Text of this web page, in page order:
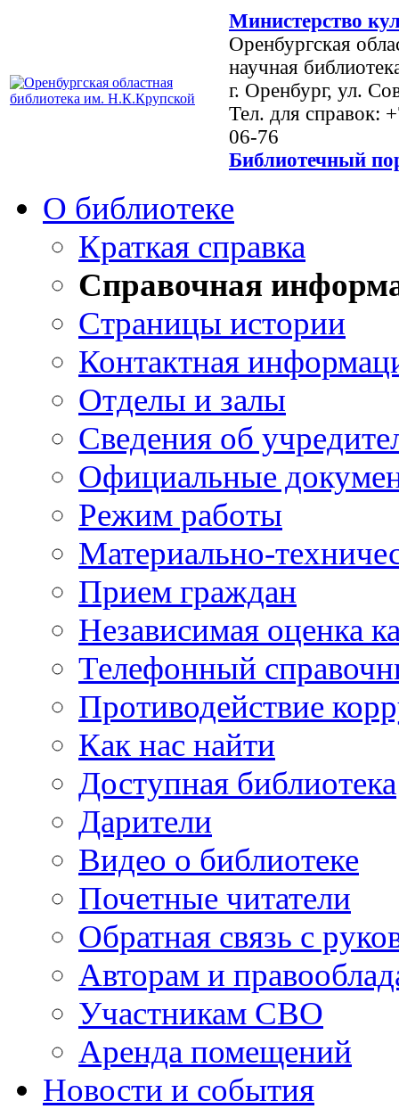
Министерство
Оренбургская
научная
г. Оренбург, ул.
Тел. для справок:
06-76
Библиотечный
О библиотеке
Краткая справка
Справочная
Страницы истории
Контактная
Отделы и залы
Сведения об
Официальные
Режим работы
Материально-
Прием граждан
Независимая оценка
Телефонный
Противодействие
Как нас найти
Доступная библиотека
Дарители
Видео о библиотеке
Почетные читатели
Обратная связь с
Авторам и
Участникам СВО
Аренда помещений
Новости и события